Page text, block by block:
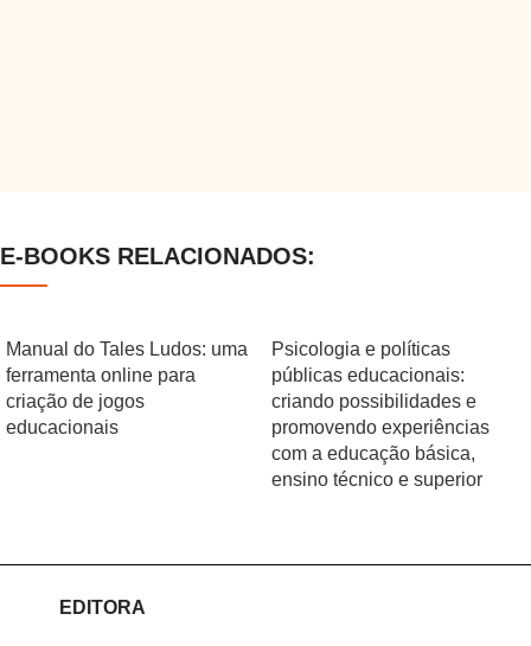
E-BOOKS RELACIONADOS:
Manual do Tales Ludos: uma
ferramenta online para
criação de jogos
educacionais
Psicologia e políticas
públicas educacionais:
criando possibilidades e
promovendo experiências
com a educação básica,
ensino técnico e superior
EDITORA